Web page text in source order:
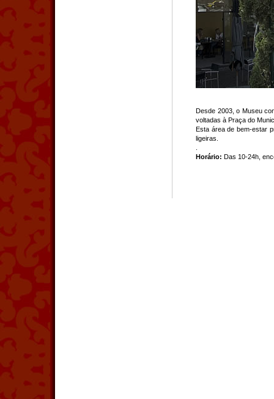
Desde 2003, o Museu
voltadas à Praça do
Esta área de bem-estar
ligeiras.
Horário: Das 10-24h,